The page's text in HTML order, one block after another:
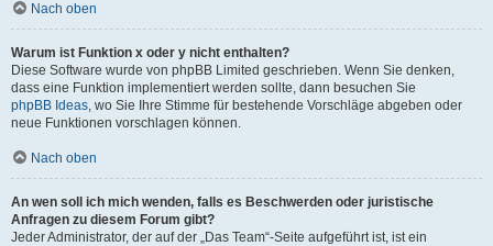
Nach oben
Warum ist Funktion x oder y nicht enthalten?
Diese Software wurde von phpBB Limited geschrieben. Wenn Sie denken,
dass eine Funktion implementiert werden sollte, dann besuchen Sie
phpBB Ideas, wo Sie Ihre Stimme für bestehende Vorschläge abgeben oder
neue Funktionen vorschlagen können.
Nach oben
An wen soll ich mich wenden, falls es Beschwerden oder juristische
Anfragen zu diesem Forum gibt?
Jeder Administrator, der auf der „Das Team“-Seite aufgeführt ist, ist ein